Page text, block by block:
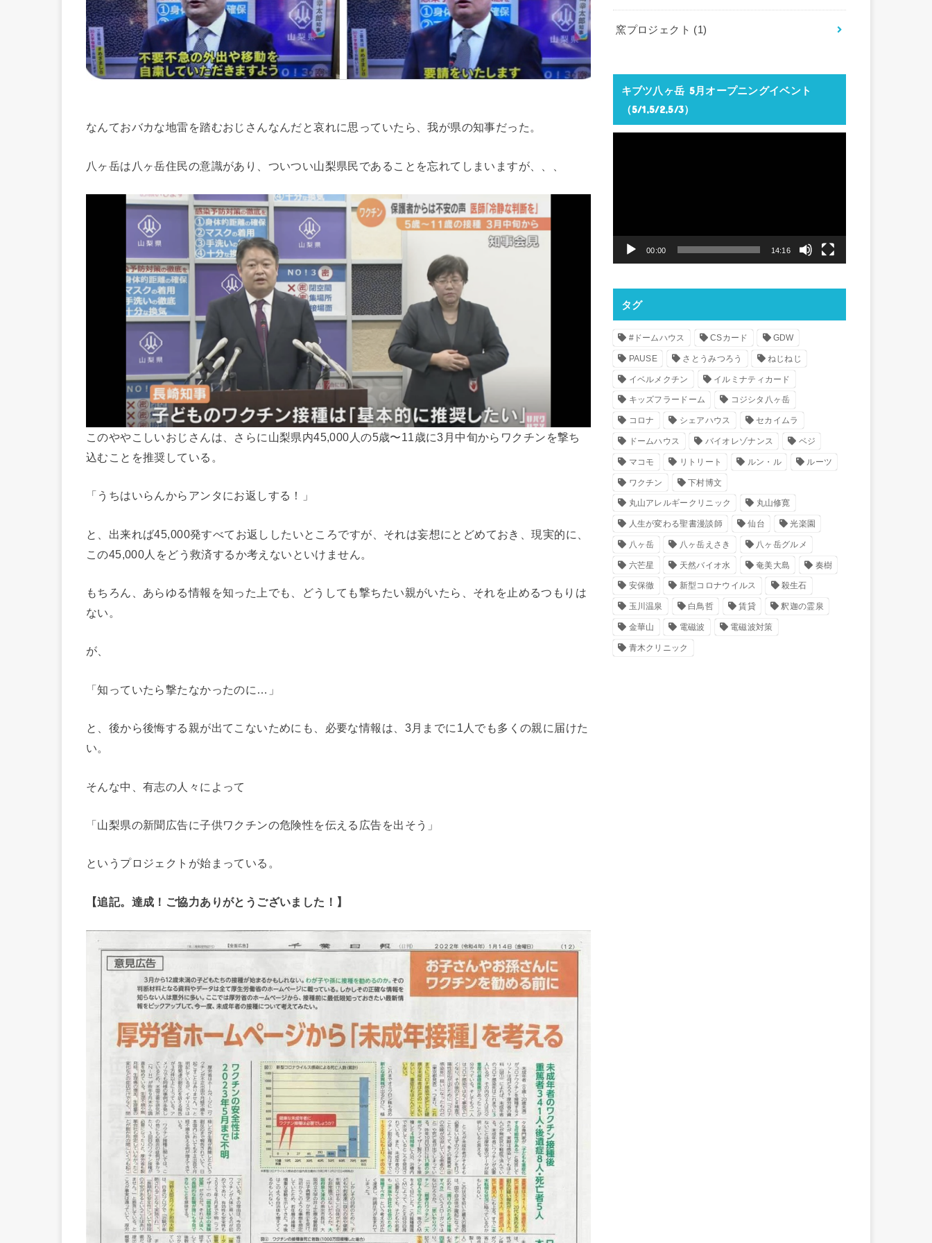
なんておバカな地雷を踏むおじさんなんだと哀れに思っていたら、我が県の知事だった。
八ヶ岳は八ヶ岳住民の意識があり、ついつい山梨県民であることを忘れてしまいますが、、、
このややこしいおじさんは、さらに山梨県内45,000人の5歳〜11歳に3月中旬からワクチンを撃ち
込むことを推奨している。
「うちはいらんからアンタにお返しする！」
と、出来れば45,000発すべてお返ししたいところですが、それは妄想にとどめておき、現実的に、
この45,000人をどう救済するか考えないといけません。
もちろん、あらゆる情報を知った上でも、どうしても撃ちたい親がいたら、それを止めるつもりは
ない。
が、
「知っていたら撃たなかったのに…」
と、後から後悔する親が出てこないためにも、必要な情報は、3月までに1人でも多くの親に届けた
い。
そんな中、有志の人々によって
「山梨県の新聞広告に子供ワクチンの危険性を伝える広告を出そう」
というプロジェクトが始まっている。
【追記。達成！ご協力ありがとうございました！】
窯プロジェクト (1)
キブツ八ヶ岳 5月オープニングイベント
（5/1,5/2,5/3）
ヤ
00:00 14:16
タグ
#ドームハウス CSカード GDW
PAUSE さとうみつろう ねじねじ
イベルメクチン イルミナティカード
キッズフラードーム コジシタ八ヶ岳
コロナ シェアハウス セカイムラ
ドームハウス バイオレゾナンス ベジ
マコモ リトリート ルン・ル ルーツ
ワクチン 下村博文
丸山アレルギークリニック 丸山修寛
人生が変わる聖書漫談師 仙台 光楽園
八ヶ岳 八ヶ岳えさき 八ヶ岳グルメ
六芒星 天然バイオ水 奄美大島 奏樹
安保徹 新型コロナウイルス 殺生石
玉川温泉 白鳥哲 賃貸 釈迦の霊泉
金華山 電磁波 電磁波対策
青木クリニック